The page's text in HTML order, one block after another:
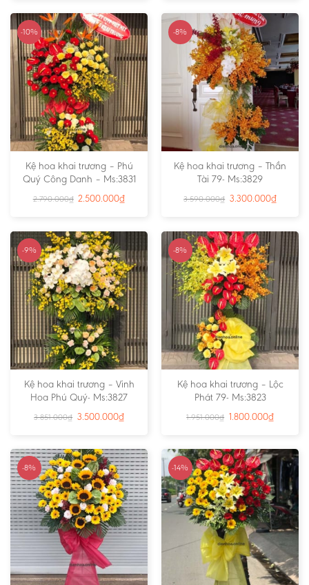
-10%
Kệ hoa khai trương – Phú
Quý Công Danh – Ms:3831
2.790.000₫ 2.500.000₫
-8%
Kệ hoa khai trương – Thần
Tài 79- Ms:3829
3.590.000₫ 3.300.000₫
-9%
Kệ hoa khai trương – Vinh
Hoa Phú Quý- Ms:3827
3.851.000₫ 3.500.000₫
-8%
Kệ hoa khai trương – Lộc
Phát 79- Ms:3823
1.951.000₫ 1.800.000₫
-8% -14%